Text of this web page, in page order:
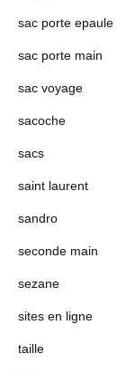
sac porte epaule
sac porte main
sac voyage
sacoche
sacs
saint laurent
sandro
seconde main
sezane
sites en ligne
taille